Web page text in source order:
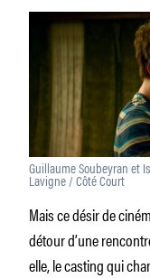
Guillaume Soubeyran et
Lavigne / Côté Court
Mais ce désir de
détour d’une
elle, le casting qui